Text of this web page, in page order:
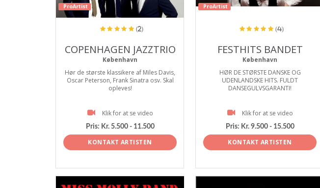
ProArtist
(2)
COPENHAGEN JAZZTRIO
København
Hør de største klassikere af Miles Davis,
Oscar Peterson, Frank Sinatra osv. Skal
opleves!
Klik for at se video
Pris: Kr. 5.500 - 11.500
KONTAKT ARTISTEN
ProArtist
(4)
FESTHITS BANDET
København
HØR DE STØRSTE DANSKE OG
UDENLANDSKE HITS. FULDT
DANSEGULVSGARANTI!
Klik for at se video
Pris: Kr. 9.500 - 15.500
KONTAKT ARTISTEN